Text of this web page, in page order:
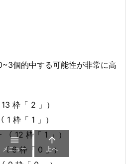
個的中する可能性が非常に高
枠「 2 」）
枠「 1 」）
12 枠「 1 」）
6 枠「 0 」）

メニュー

上へ